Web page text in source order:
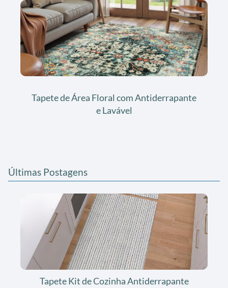
Tapete de Área Floral com Antiderrapante
e Lavável
Últimas Postagens
Tapete Kit de Cozinha Antiderrapante